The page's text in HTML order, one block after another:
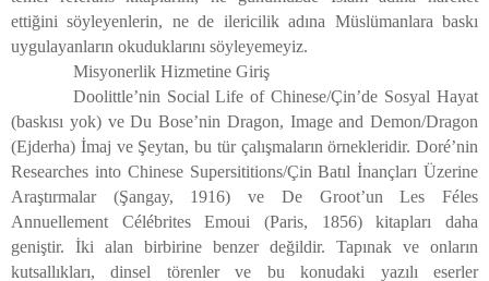
ettiğini söyleyenlerin, ne de ilericilik adına Müslümanlara baskı
uygulayanların okuduklarını söyleyemeyiz.
Misyonerlik Hizmetine Giriş
Doolittle’nin Social Life of Chinese/Çin’de Sosyal Hayat
(baskısı yok) ve Du Bose’nin Dragon, Image and Demon/Dragon
(Ejderha) İmaj ve Şeytan, bu tür çalışmaların örnekleridir. Doré’nin
Researches into Chinese Supersititions/Çin Batıl İnançları Üzerine
Araştırmalar (Şangay, 1916) ve De Groot’un Les Féles
Annuellement Célébrites Emoui (Paris, 1856) kitapları daha
geniştir. İki alan birbirine benzer değildir. Tapınak ve onların
kutsallıkları, dinsel törenler ve bu konudaki yazılı eserler